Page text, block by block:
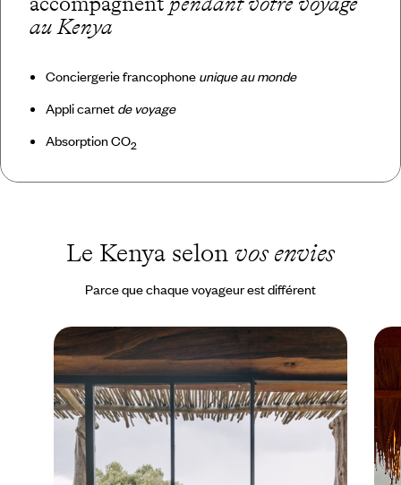
au Kenya
Conciergerie francophone unique au monde
Appli carnet de voyage
Absorption CO2
Le Kenya selon vos envies
Parce que chaque voyageur est différent